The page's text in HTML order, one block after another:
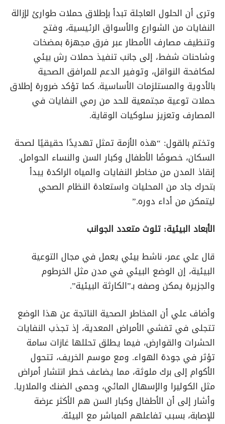
وترى أن الحلول العاجلة تبدأ بإطلاق حملات طوارئ لإزالة
النفايات من الشوارع والأسواق الرئيسية، وفتح
وتنظيف مصارف الأمطار عبر فرق مجهزة بمضخات
وشاحنات شفط، إلى جانب تنفيذ حملات رش بيئي
لمكافحة النواقل، وتوفير الدعم للمرافق الصحية
بالأدوية والمستلزمات الأساسية. كما تؤكد ضرورة إطلاق
حملات توعية مجتمعية للحد من رمي النفايات في
المصارف وتعزيز سلوكيات الوقاية.
وتختم بالقول: “هذه الأزمة تمثل تهديدًا حقيقيًا لصحة
السكان، خصوصًا الأطفال وكبار السن والنساء الحوامل.
إنقاذ المدن من مخاطر النفايات والمياه الراكدة يبدأ
بتحرك جاد من المحليات واستعادة النظام الصحي
ليتمكن من أداء دوره.”
الأبعاد البيئية: تلوث متعدد الجوانب
قال علي عمر، ناشط بيئي يعمل في مجال التوعية
البيئية، إن الوضع البيئي في مدن مثل الخرطوم
والجزيرة يمكن وصفه بـ”الكارثة البيئية”.
وأضاف علي أن المخاطر الصحية الناتجة عن هذا الوضع
تتجلى في تفشي الأمراض المعدية، إذ تجذب النفايات
الحشرات والقوارض، فيما يطلق تحللها غازات سامة
تؤثر في جودة الهواء. ومع موسم الخريف، تتحول
الأكوام إلى برك ملوثة، مما يضاعف خطر انتشار أمراض
مثل الكوليرا والإسهال المائي، وحمى الضنك والملاريا.
وأشار إلى أن الأطفال وكبار السن هم الأكثر عرضة
للإصابة، بسبب تفاعلهم المباشر مع البيئة.